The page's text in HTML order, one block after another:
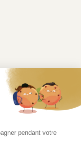
de cookies